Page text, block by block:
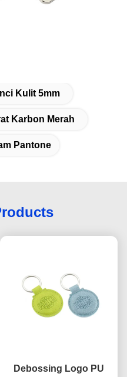
Kulit 5mm
Karbon Merah
Pantone
Debossing Logo PU